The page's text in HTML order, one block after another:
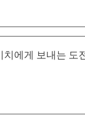
에게 보내는